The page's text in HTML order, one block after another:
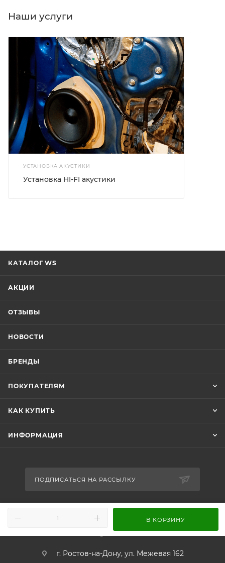
В КОРЗИНУ
Наши услуги
УСТАНОВКА АКУСТИКИ
Установка HI-FI акустики
КАТАЛОГ WS
АКЦИИ
ОТЗЫВЫ
НОВОСТИ
БРЕНДЫ
ПОКУПАТЕЛЯМ
КАК КУПИТЬ
ИНФОРМАЦИЯ
ПОДПИСАТЬСЯ НА РАССЫЛКУ
+7 989 716-65-86
info@worldsound.ru
г. Ростов-на-Дону, ул. Межевая 162